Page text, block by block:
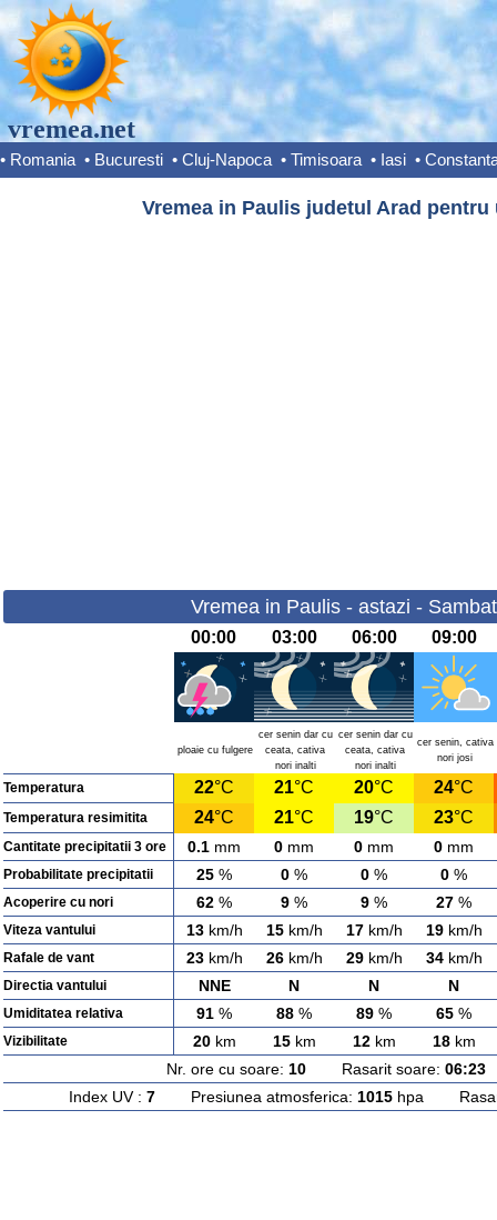
vremea.net
• Romania • Bucuresti • Cluj-Napoca • Timisoara • Iasi •
Vremea in Paulis judetul Arad pentru
Vremea in Paulis - astazi -
00:00 03:00 06:00 09:00
ploaie cu fulgere
cer senin dar cu
ceata, cativa
nori inalti
cer senin dar cu
ceata, cativa
nori inalti
cer senin, cativa
nori josi
Temperatura 22°C 21°C 20°C 24°C
Temperatura resimitita 24°C 21°C 19°C 23°C
Cantitate precipitatii 3 ore 0.1 mm 0 mm 0 mm 0 mm
Probabilitate precipitatii 25 % 0 % 0 % 0 %
Acoperire cu nori 62 % 9 % 9 % 27 %
Viteza vantului 13km/h 15km/h 17km/h 19km/h
Rafale de vant 23km/h 26km/h 29km/h 34km/h
Directia vantului NNE N N N
Umiditatea relativa 91 % 88 % 89 % 65 %
Vizibilitate 20km 15km 12km 18km
Nr. ore cu soare: 10Rasarit soare: 06:23
Index UV : 7Presiunea atmosferica: 1015hpa